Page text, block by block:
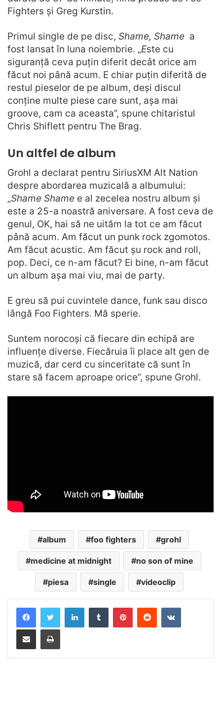
Fighters și Greg Kurstin.
Primul single de pe disc, Shame, Shame a
fost lansat în luna noiembrie. „Este cu
siguranță ceva puțin diferit decât orice am
făcut noi până acum. E chiar puțin diferită de
restul pieselor de pe album, deși discul
conține multe piese care sunt, așa mai
groove, cam ca aceasta”, spune chitaristul
Chris Shiflett pentru The Brag.
Un altfel de album
Grohl a declarat pentru SiriusXM Alt Nation
despre abordarea muzicală a albumului:
„Shame Shame e al zecelea nostru album și
este a 25-a noastră aniversare. A fost ceva de
genul, OK, hai să ne uităm la tot ce am făcut
până acum. Am făcut un punk rock zgomotos.
Am făcut acustic. Am făcut șu rock and roll,
pop. Deci, ce n-am făcut? Ei bine, n-am făcut
un album așa mai viu, mai de party.
E greu să pui cuvintele dance, funk sau disco
lângă Foo Fighters. Mă sperie.
Suntem norocoși că fiecare din echipă are
influențe diverse. Fiecăruia îi place alt gen de
muzică, dar cerd cu sinceritate că sunt în
stare să facem aproape orice”, spune Grohl.
album foo fighters grohl
medicine at midnight no son of mine
piesa single videoclip
LinkedInTumblrPinterestRedditVKontakte
Distribuie prin mail Tipărește